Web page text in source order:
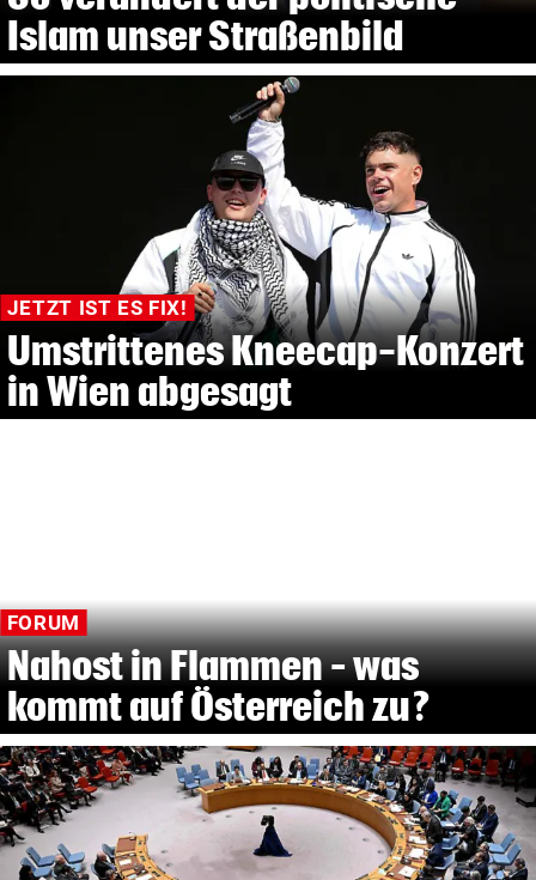
Islam unser Straßenbild
JETZT IST ES FIX!
Umstrittenes Kneecap-Konzert
in Wien abgesagt
FORUM
Nahost in Flammen – was
kommt auf Österreich zu?